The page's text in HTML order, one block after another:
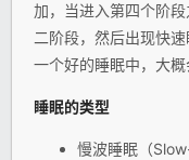
加，当进入第四个阶
二阶段，然后出现快
一个好的睡眠中，大概
睡眠的类型
慢波睡眠（